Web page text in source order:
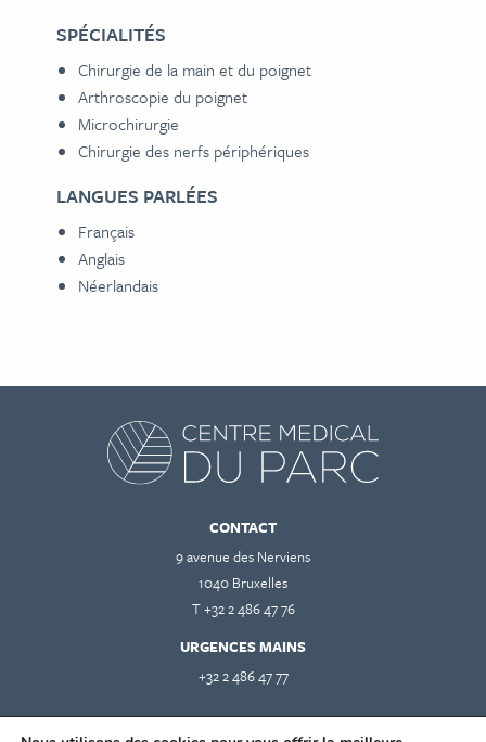
SPÉCIALITÉS
Chirurgie de la main et du poignet
Arthroscopie du poignet
Microchirurgie
Chirurgie des nerfs périphériques
LANGUES PARLÉES
Français
Anglais
Néerlandais
CONTACT
9 avenue des Nerviens
1040 Bruxelles
T +32 2 486 47 76
URGENCES MAINS
+32 2 486 47 77